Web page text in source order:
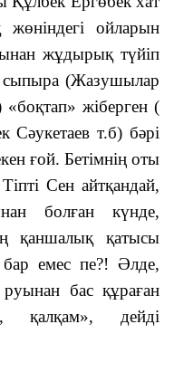
ойларын
жұдырық түйіп
сыпыра (Жазушылар
жіберген (
Сәукетаев т.б) бәрі
ғой. Бетімнің оты
Сен айтқандай,
болған күнде,
қаншалық қатысы
емес пе?! Әлде,
бас құраған
қалқам», дейді